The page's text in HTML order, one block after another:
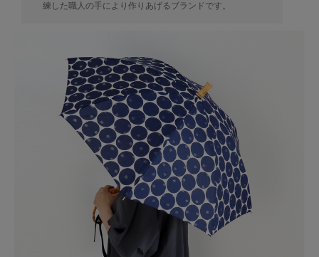
練した職人の手により作りあげるブランドです。